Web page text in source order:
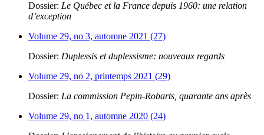
Dossier: Le Québec et la France depuis 1960: une relation
d’exception
Volume 29, no 3, automne 2021 (27)
Dossier: Duplessis et duplessisme: nouveaux regards
Volume 29, no 2, printemps 2021 (29)
Dossier: La commission Pepin-Robarts, quarante ans après
Volume 29, no 1, automne 2020 (24)